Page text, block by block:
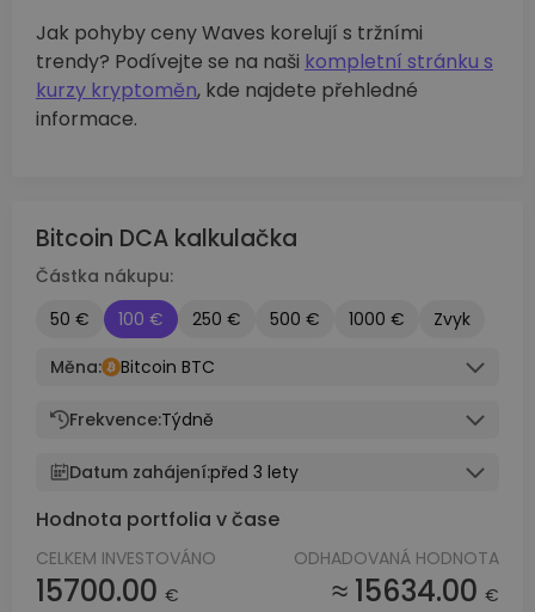
Jak pohyby ceny Waves korelují s tržními
trendy? Podívejte se na naši kompletní stránku s
kurzy kryptoměn, kde najdete přehledné
informace.
Bitcoin DCA kalkulačka
Částka nákupu:
50 €
100 € 250 € 500 € 1000 €
Zvyk
Měna:
Bitcoin BTC
Frekvence:Týdně
Datum zahájení:před 3 lety
Hodnota portfolia v čase
CELKEM INVESTOVÁNO
15700.00 €
ODHADOVANÁ HODNOTA
≈ 15634.00 €